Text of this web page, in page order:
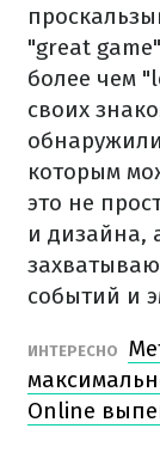
"great
более чем
своих
которым
это не
и дизайна,
событий и
ИНТЕРЕСНО
Online